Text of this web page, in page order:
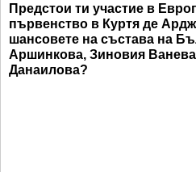
Предстои ти участие в
първенство в Куртя де
шансовете на състава на
Аршинкова, Зиновия
Данаилова?